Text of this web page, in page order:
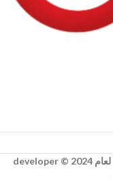
لعام 2024 © developer